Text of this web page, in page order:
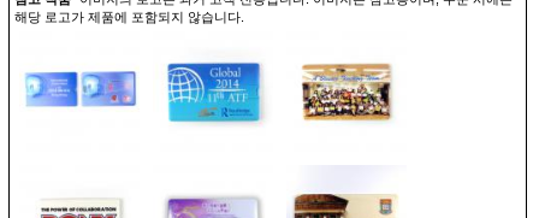
해당 로고가 제품에 포함되지 않습니다.